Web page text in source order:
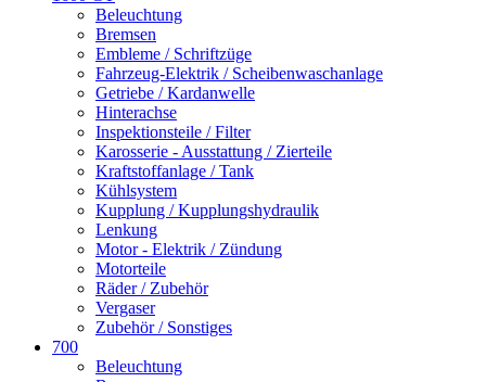
Beleuchtung
Bremsen
Embleme / Schriftzüge
Fahrzeug-Elektrik / Scheibenwaschanlage
Getriebe / Kardanwelle
Hinterachse
Inspektionsteile / Filter
Karosserie - Ausstattung / Zierteile
Kraftstoffanlage / Tank
Kühlsystem
Kupplung / Kupplungshydraulik
Lenkung
Motor - Elektrik / Zündung
Motorteile
Räder / Zubehör
Vergaser
Zubehör / Sonstiges
700
Beleuchtung